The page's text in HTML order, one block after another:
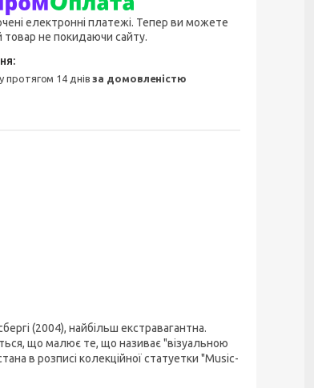
електронні платежі. Тепер ви можете
товар не покидаючи сайту.
протягом 14 днівза домовленістю
(2004), найбільш екстравагантна.
що малює те, що називає "візуальною
в розписі колекційної статуетки "Music-